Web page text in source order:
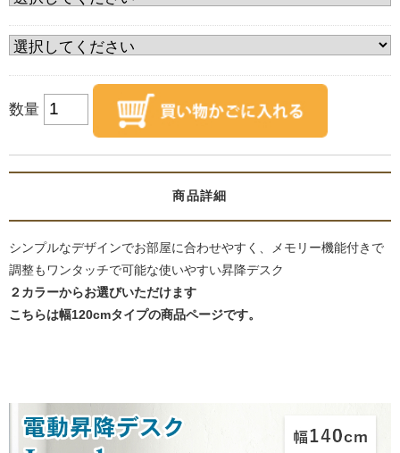
数量
商品詳細
シンプルなデザインでお部屋に合わせやすく、メモリー機能付きで
調整もワンタッチで可能な使いやすい昇降デスク
２カラーからお選びいただけます
こちらは幅120cmタイプの商品ページです。